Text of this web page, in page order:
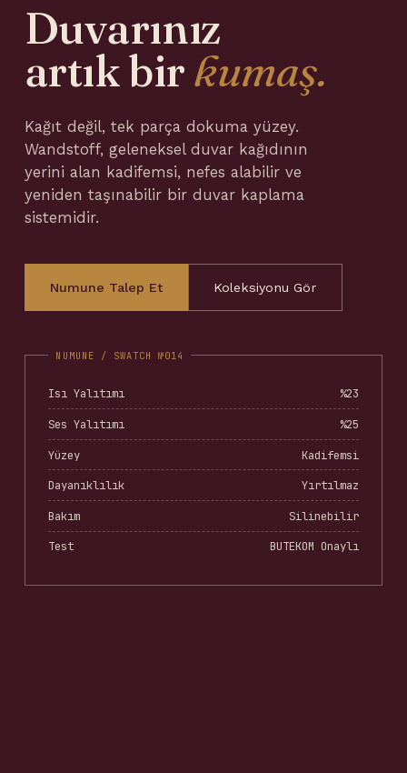
Duvarınız
artık birkumaş.
Kağıt değil, tek parça dokuma yüzey.
Wandstoff, geleneksel duvar kağıdının
yerini alan kadifemsi, nefes alabilir ve
yeniden taşınabilir bir duvar kaplama
sistemidir.
Numune Talep Et Koleksiyonu Gör
Isı Yalıtımı
%23
Ses Yalıtımı
%25
Yüzey
Kadifemsi
Dayanıklılık
Yırtılmaz
Bakım
Silinebilir
Test
BUTEKOM Onaylı